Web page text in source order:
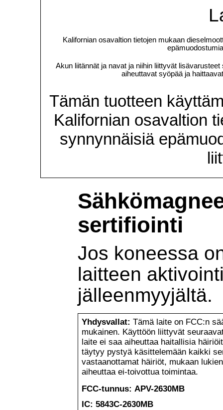
Kalifornian osavaltion tietojen mukaan
Akun liitännät ja navat ja niihin liittyvät
aiheuttavat syöpää ja
Tämän tuotteen
Kalifornian osavaltion
synnynnäisiä
sertifiointi
Jos koneessa
laitteen
jälleenmyyjältä.
Yhdysvallat: Tämä laite on FCC:n
mukainen. Käyttöön liittyvät
laite ei saa aiheuttaa haitallisia
täytyy pystyä käsittelemään kaikki
vastaanottamat häiriöt, mukaan
aiheuttaa ei-toivottua toimintaa.
FCC-tunnus: APV-2630MB
IC: 5843C-2630MB